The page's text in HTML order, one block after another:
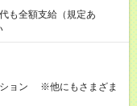
も全額支給（規定あ
ション ※他にもさまざま